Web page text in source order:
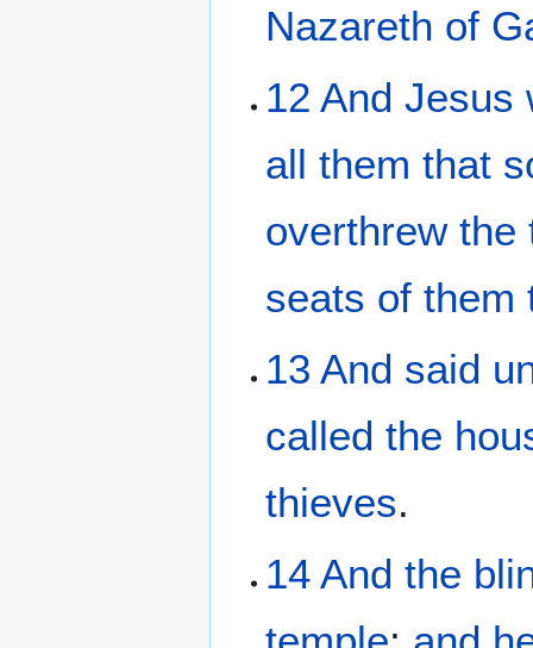
Nazareth of
12 And Jesus
all them that
overthrew the
seats of them
13 And said
called the
thieves.
14 And the